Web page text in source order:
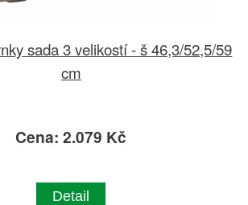
sada 3 velikostí - š 46,3/52,5/59
cm
Cena: 2.079 Kč
Detail